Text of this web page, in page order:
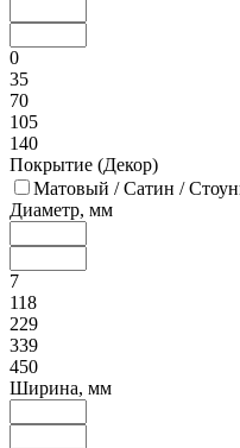
0
35
70
105
140
Покрытие (Декор)
Матовый / Сатин /
Диаметр, мм
7
118
229
339
450
Ширина, мм